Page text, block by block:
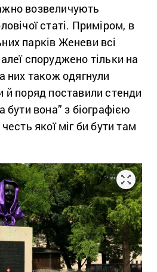
возвеличують
статі. Приміром, в
парків Женеви всі
споруджено тільки на
них також одягнули
й поряд поставили стенди
бути вона” з біографією
якої міг би бути там